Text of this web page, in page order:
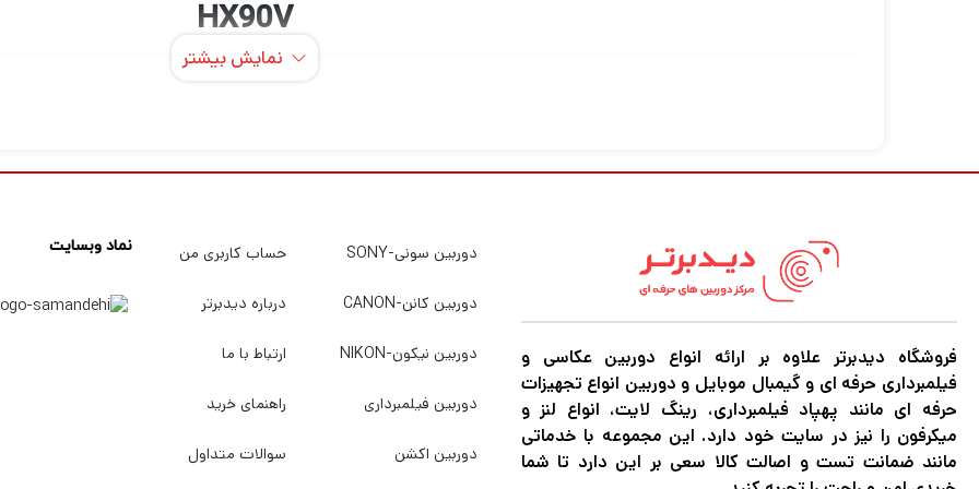
HX90V
کنید نیاز به دوربین‌های باکیفیت و مجهز برای عکاسی و فیلمبرداری دارید. اگر میخواهید بهترین دوربین
دوربین،گیمبال موبایل و هر نوع تجهیزات آتلیه را با بهترین کیفیت و قیمت خریداری کنید به
دیدبرترسربزنید.
نمایش بیشتر
فروشگاه دیدبرتر علاوه بر ارائه انواع دوربین عکاسی و
فیلمبرداری حرفه ای و گیمبال موبایل و دوربین انواع تجهیزات
حرفه ای مانند پهپاد فیلمبرداری، رینگ لایت، انواع لنز و
میکرفون را نیز در سایت خود دارد. این مجموعه با خدماتی
مانند ضمانت تست و اصالت کالا سعی بر این دارد تا شما
دوربین سونی-SONY
دوربین کانن-CANON
دوربین نیکون-NIKON
دوربین فیلمبرداری
دوربین اکشن
حساب کاربری من
درباره دیدبرتر
ارتباط با ما
راهنمای خرید
سوالات متداول
نماد وبسایت